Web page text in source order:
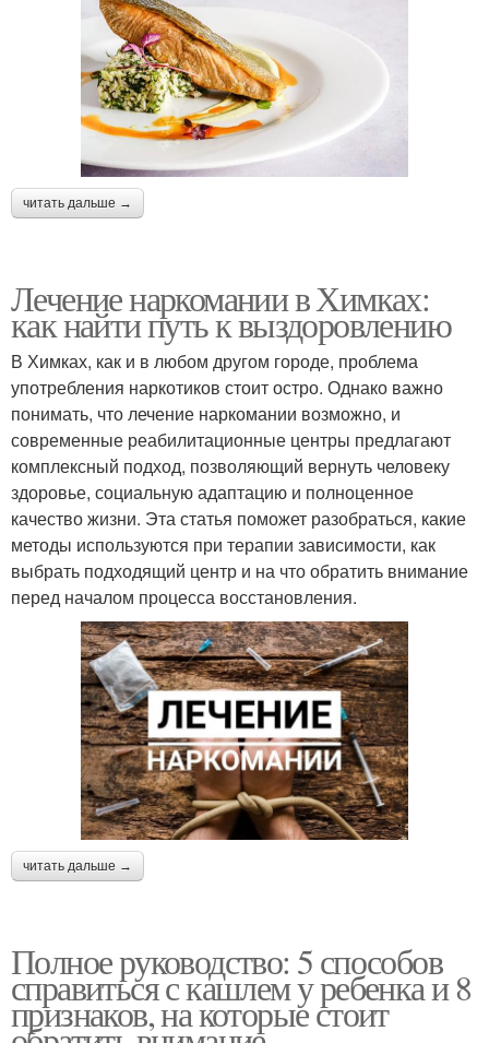
читать дальше →
Лечение наркомании в Химках:
как найти путь к выздоровлению
В Химках, как и в любом другом городе, проблема
употребления наркотиков стоит остро. Однако важно
понимать, что лечение наркомании возможно, и
современные реабилитационные центры предлагают
комплексный подход, позволяющий вернуть человеку
здоровье, социальную адаптацию и полноценное
качество жизни. Эта статья поможет разобраться, какие
методы используются при терапии зависимости, как
выбрать подходящий центр и на что обратить внимание
перед началом процесса восстановления.
читать дальше →
Полное руководство: 5 способов
справиться с кашлем у ребенка и 8
признаков, на которые стоит